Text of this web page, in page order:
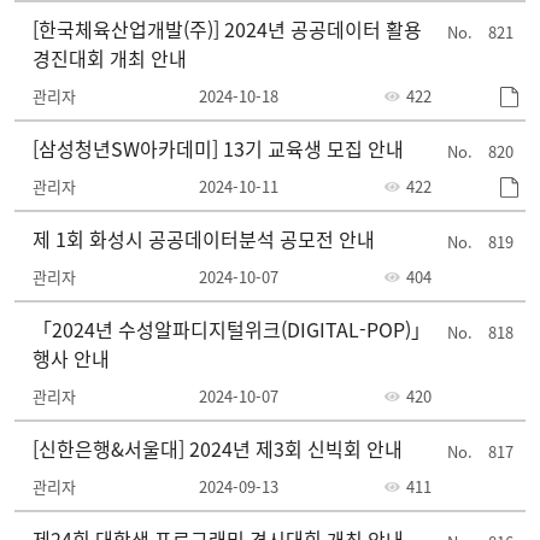
821
[한국체육산업개발(주)] 2024년 공공데이터 활용
경진대회 개최 안내
관리자 2024-10-18 422
820
[삼성청년SW아카데미] 13기 교육생 모집 안내
관리자 2024-10-11 422
819
제 1회 화성시 공공데이터분석 공모전 안내
관리자 2024-10-07 404
818
「2024년 수성알파디지털위크(DIGITAL-POP)」
행사 안내
관리자 2024-10-07 420
817
[신한은행&서울대] 2024년 제3회 신빅회 안내
관리자 2024-09-13 411